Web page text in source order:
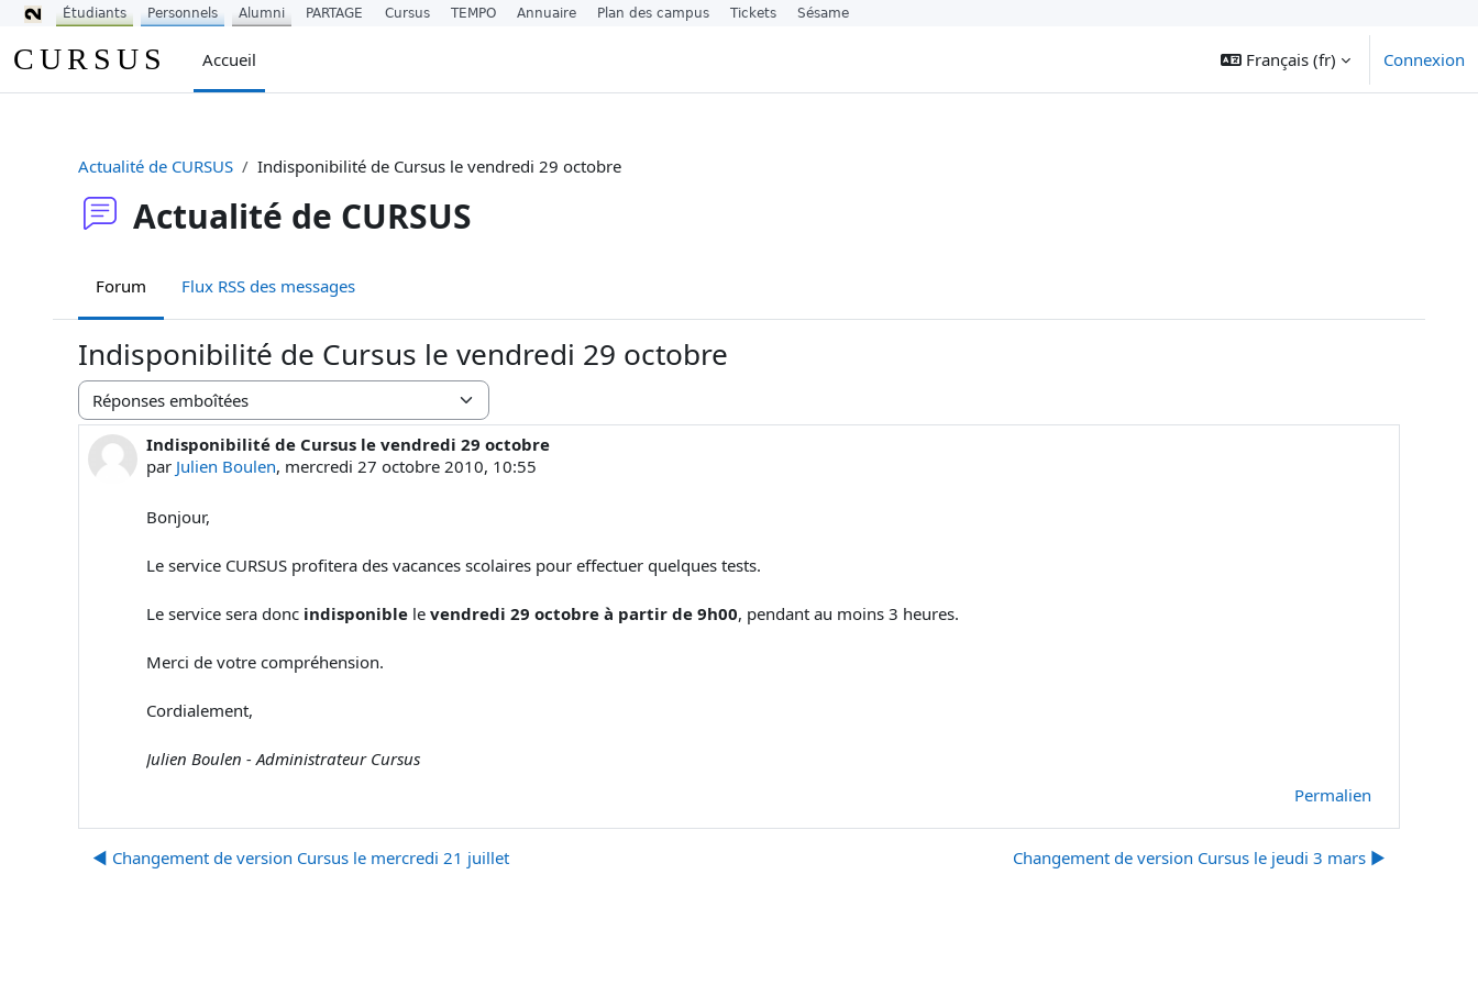
CURSUS Accueil Français ‎(fr)‎ Connexion
Actualité de CURSUS Indisponibilité de Cursus le vendredi 29 octobre
Actualité de CURSUS
Forum Flux RSS des messages
Indisponibilité de Cursus le vendredi 29 octobre
Type d’affichage
Indisponibilité de Cursus le vendredi 29 octobre
par Julien Boulen, mercredi 27 octobre 2010, 10:55
Nombre de réponses : 0
Bonjour,
Le service CURSUS profitera des vacances scolaires pour effectuer quelques tests.
Le service sera donc indisponible le vendredi 29 octobre à partir de 9h00, pendant au moins 3 heures.
Merci de votre compréhension.
Cordialement,
Julien Boulen - Administrateur Cursus
Permalien
◀︎ Changement de version Cursus le mercredi 21 juillet Changement de version Cursus le jeudi 3 mars ▶︎
Étudiants Personnels Alumni PARTAGE Cursus TEMPO Annuaire Plan des campus Tickets Sésame